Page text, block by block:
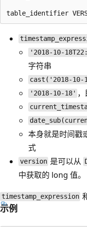
'2018-10-
字符串
cast('2018-10-
'2018-10-18'
本身就是时间戳
式
version 是可以从
中获取的 long 值。
timestamp_expression
示例